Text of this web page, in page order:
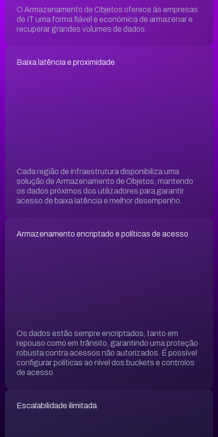
O Armazenamento de Objetos oferece às empresas
de IT uma forma fiável e económica de armazenar e
recuperar grandes volumes de dados.
Baixa latência e proximidade
Cada região de infraestrutura disponibiliza uma
solução de Armazenamento de Objetos, mantendo
os dados próximos dos utilizadores para garantir
acesso de baixa latência e melhor desempenho.
Armazenamento encriptado e políticas de acesso
Os dados estão sempre encriptados, tanto em
repouso como em trânsito, garantindo uma proteção
robusta contra acessos não autorizados. É possível
configurar políticas ao nível dos buckets e controlos
de acesso.
Escalabilidade ilimitada